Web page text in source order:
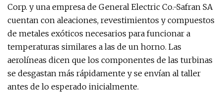
Corp. y una empresa de General Electric Co.-Safran SA
cuentan con aleaciones, revestimientos y compuestos
de metales exóticos necesarios para funcionar a
temperaturas similares a las de un horno. Las
aerolíneas dicen que los componentes de las turbinas
se desgastan más rápidamente y se envían al taller
antes de lo esperado inicialmente.